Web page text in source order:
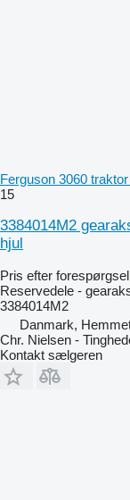
Ferguson 3060
15
3384014M2
hjul
Pris efter forespørgsel
Reservedele -
3384014M2
Danmark,
Chr. Nielsen -
Kontakt sælgeren